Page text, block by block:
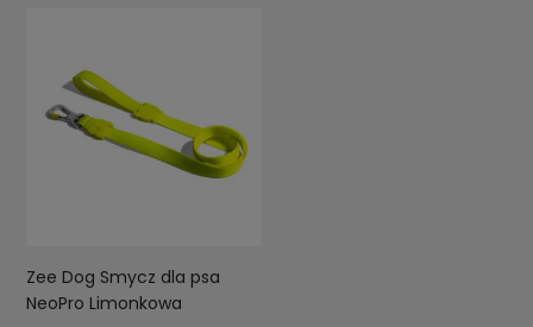
Zee Dog Smycz dla psa
NeoPro Limonkowa